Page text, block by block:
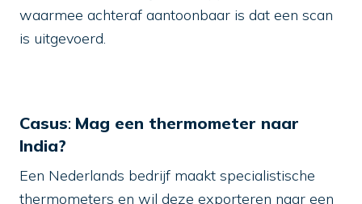
waarmee achteraf aantoonbaar is dat een scan
is uitgevoerd.
Casus: Mag een thermometer naar
India?
Een Nederlands bedrijf maakt specialistische
thermometers en wil deze exporteren naar een